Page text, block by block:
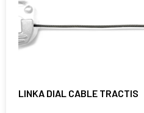
LINKA DIAL CABLE TRACTIS